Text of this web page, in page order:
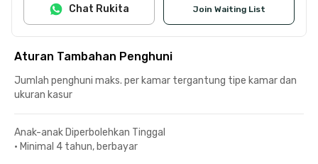
Join Waiting List
Chat Rukita
Aturan Tambahan Penghuni
Jumlah penghuni maks. per kamar tergantung tipe kamar dan
ukuran kasur
Anak-anak Diperbolehkan Tinggal
• Minimal 4 tahun, berbayar